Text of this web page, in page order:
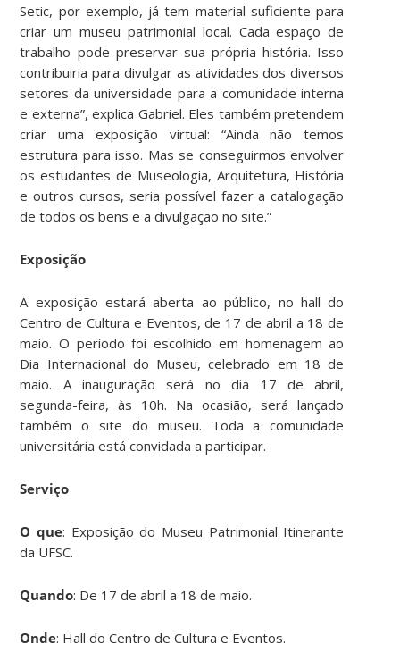
Setic, por exemplo, já tem material suficiente para
criar um museu patrimonial local. Cada espaço de
trabalho pode preservar sua própria história. Isso
contribuiria para divulgar as atividades dos diversos
setores da universidade para a comunidade interna
e externa”, explica Gabriel. Eles também pretendem
criar uma exposição virtual: “Ainda não temos
estrutura para isso. Mas se conseguirmos envolver
os estudantes de Museologia, Arquitetura, História
e outros cursos, seria possível fazer a catalogação
de todos os bens e a divulgação no site.”
Exposição
A exposição estará aberta ao público, no hall do
Centro de Cultura e Eventos, de 17 de abril a 18 de
maio. O período foi escolhido em homenagem ao
Dia Internacional do Museu, celebrado em 18 de
maio. A inauguração será no dia 17 de abril,
segunda-feira, às 10h. Na ocasião, será lançado
também o site do museu. Toda a comunidade
universitária está convidada a participar.
Serviço
O que: Exposição do Museu Patrimonial Itinerante
da UFSC.
Quando: De 17 de abril a 18 de maio.
Onde: Hall do Centro de Cultura e Eventos.